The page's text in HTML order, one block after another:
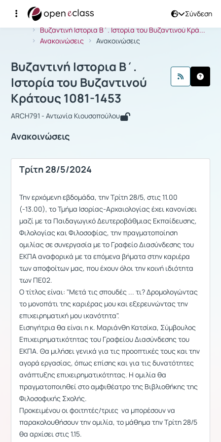
Σύνδεση
Αρχική Σελίδα
Βυζαντινή Ιστορια Β΄. Ιστορία του Βυζαντινού Κρά...
Ανακοινώσεις
Ανακοινώσεις
Μάθημα : Βυζαντινή Ιστορια Β΄.
Βυζαντινή Ιστορια Β΄.
Ιστορία του Βυζαντινού
Κράτους 1081-1453
ARCH791 - Αντωνία Κιουσοπούλου
Ανακοινώσεις
Τρίτη 28/5/2024
Την ερχόμενη εβδομάδα, την Τρίτη 28/5, στις 11.00
(-13.00), το Τμήμα Ισορίας-Αρχαιολογίας έχει κανονίσει
μαζί με τα Παιδαγωγικό Δευτεροβάθμιας Εκπαίδευσης,
Φιλολογίας και Φιλοσοφίας, την πραγματοποίηση
ομιλίας σε συνεργασία με το Γραφείο Διασύνδεσης του
ΕΚΠΑ αναφορικά με τα επόμενα βήματα στην καριέρα
των αποφοίτων μας, που έχουν όλοι την κοινή ιδιότητα
των ΠΕ02.
Ο τίτλος είναι: "Μετά τις σπουδές ... τι? Δρομολογώντας
το μονοπάτι της καριέρας μου και εξερευνώντας την
επιχειρηματική μου ικανότητα".
Εισηγήτρια θα είναι η κ. Μαριάνθη Κατσίκα, Σύμβουλος
Επιχειρηματικότητας του Γραφείου Διασύνδεσης του
ΕΚΠΑ. Θα μιλήσει γενικά για τις προοπτικές τους και την
αγορά εργασίας, όπως επίσης και για τις δυνατότητες
ανάπτυξης επιχειρηματικότητας. Η ομιλία θα
πραγματοποιηθεί στο αμφιθέατρο της Βιβλιοθήκης της
Φιλοσοφικής Σχολής.
Προκειμένου οι φοιτητές/τριες να μπορέσουν να
παρακολουθήσουν την ομιλία, το μάθημα την Τρίτη 28/5
θα αρχίσει στις 1.15.